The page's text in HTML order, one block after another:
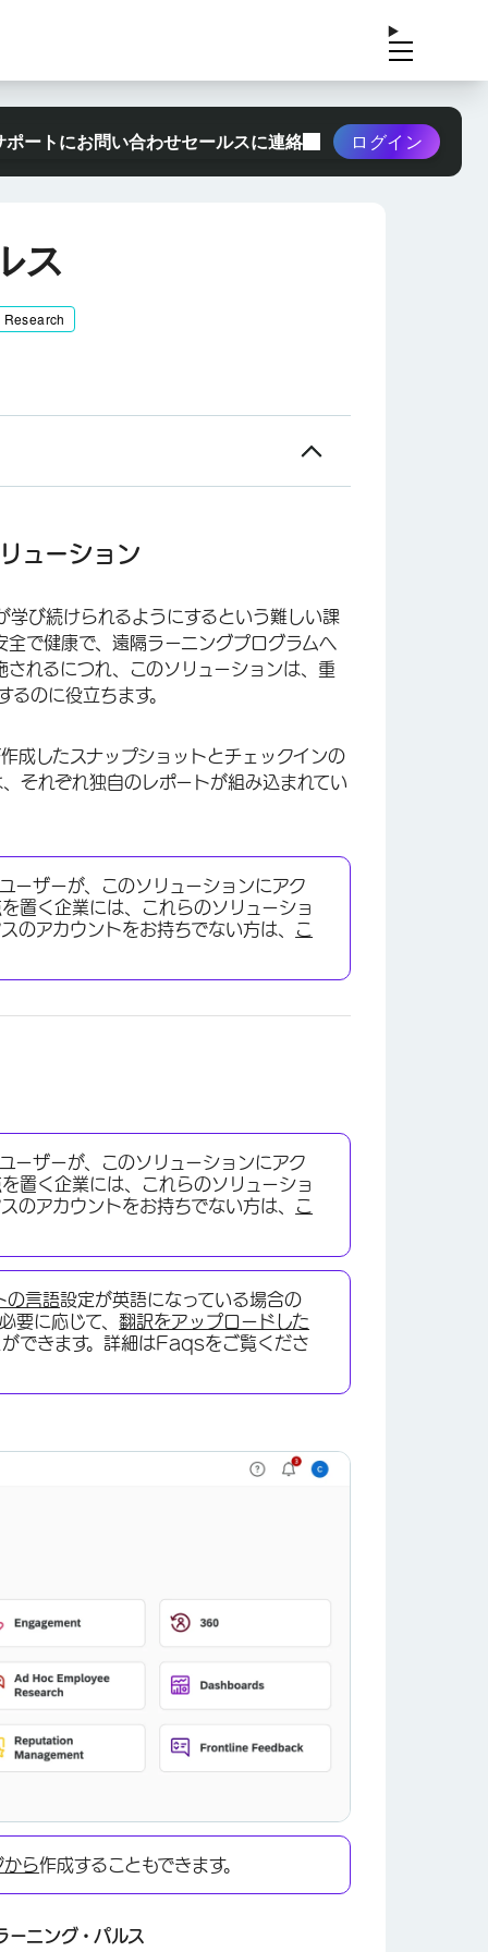
ポートにお問い合わせセールスに連絡 ログイン
ス
ューション
学び続けられるようにするという難しい課
で健康で、遠隔ラーニングプログラムへ
れるにつれ、このソリューションは、重
のに役立ちます。
成したスナップショットとチェックインの
それぞれ独自のレポートが組み込まれてい
ーザーが、このソリューションにアク
置く企業には、これらのソリューショ
のアカウントをお持ちでない方は、
こ
ーザーが、このソリューションにアク
置く企業には、これらのソリューショ
のアカウントをお持ちでない方は、
こ
の言語設定が英語になっている場合の
要に応じて、翻訳をアップロードした
ができます。詳細はFaqsをご覧くださ
から作成することもできます。
ーニング・パルス